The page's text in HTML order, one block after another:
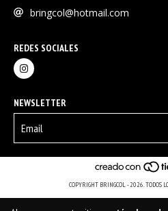
bringcol@hotmail.com
REDES SOCIALES
NEWSLETTER
COPYRIGHT BRINGCOL - 2026. TODOS